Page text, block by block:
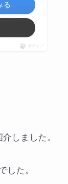
る
ポチップ
しました。
した。